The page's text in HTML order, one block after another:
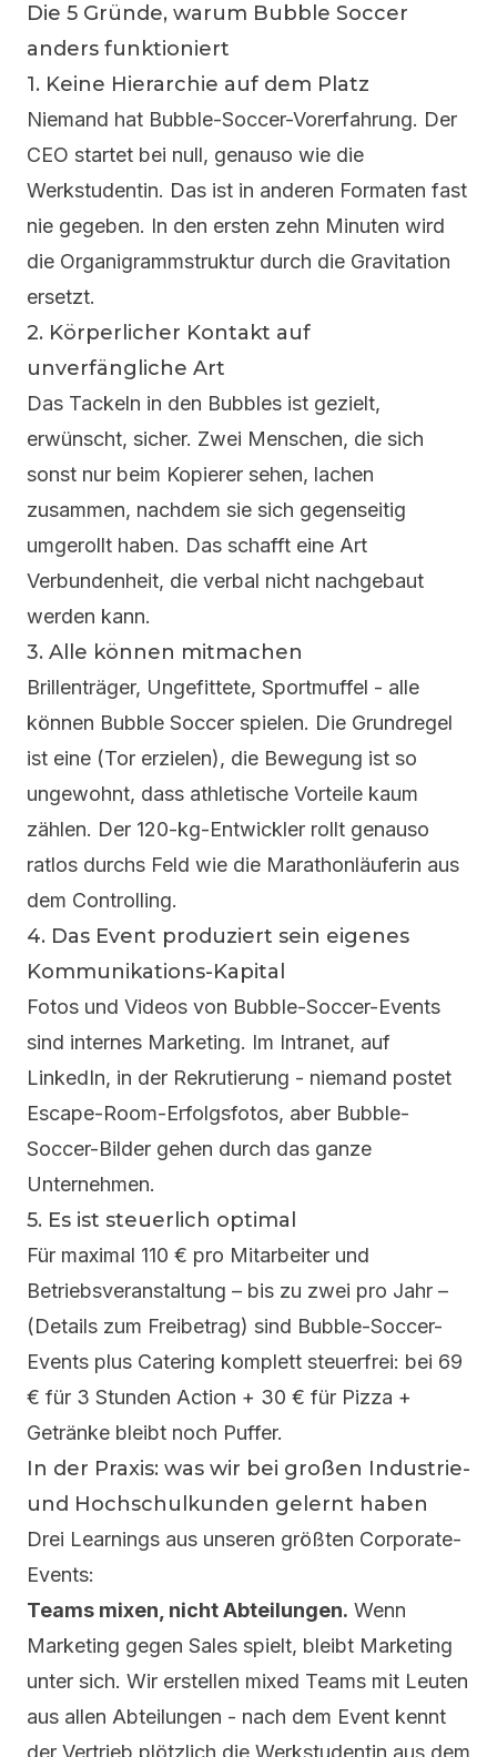
Die 5 Gründe, warum Bubble Soccer
anders funktioniert
1. Keine Hierarchie auf dem Platz
Niemand hat Bubble-Soccer-Vorerfahrung. Der
CEO startet bei null, genauso wie die
Werkstudentin. Das ist in anderen Formaten fast
nie gegeben. In den ersten zehn Minuten wird
die Organigrammstruktur durch die Gravitation
ersetzt.
2. Körperlicher Kontakt auf
unverfängliche Art
Das Tackeln in den Bubbles ist gezielt,
erwünscht, sicher. Zwei Menschen, die sich
sonst nur beim Kopierer sehen, lachen
zusammen, nachdem sie sich gegenseitig
umgerollt haben. Das schafft eine Art
Verbundenheit, die verbal nicht nachgebaut
werden kann.
3. Alle können mitmachen
Brillenträger, Ungefittete, Sportmuffel - alle
können Bubble Soccer spielen. Die Grundregel
ist eine (Tor erzielen), die Bewegung ist so
ungewohnt, dass athletische Vorteile kaum
zählen. Der 120-kg-Entwickler rollt genauso
ratlos durchs Feld wie die Marathonläuferin aus
dem Controlling.
4. Das Event produziert sein eigenes
Kommunikations-Kapital
Fotos und Videos von Bubble-Soccer-Events
sind internes Marketing. Im Intranet, auf
LinkedIn, in der Rekrutierung - niemand postet
Escape-Room-Erfolgsfotos, aber Bubble-
Soccer-Bilder gehen durch das ganze
Unternehmen.
5. Es ist steuerlich optimal
Für maximal 110 € pro Mitarbeiter und
Betriebsveranstaltung – bis zu zwei pro Jahr –
(Details zum Freibetrag) sind Bubble-Soccer-
Events plus Catering komplett steuerfrei: bei 69
€ für 3 Stunden Action + 30 € für Pizza +
Getränke bleibt noch Puffer.
In der Praxis: was wir bei großen Industrie-
und Hochschulkunden gelernt haben
Drei Learnings aus unseren größten Corporate-
Events:
Teams mixen, nicht Abteilungen. Wenn
Marketing gegen Sales spielt, bleibt Marketing
unter sich. Wir erstellen mixed Teams mit Leuten
aus allen Abteilungen - nach dem Event kennt
der Vertrieb plötzlich die Werkstudentin aus dem